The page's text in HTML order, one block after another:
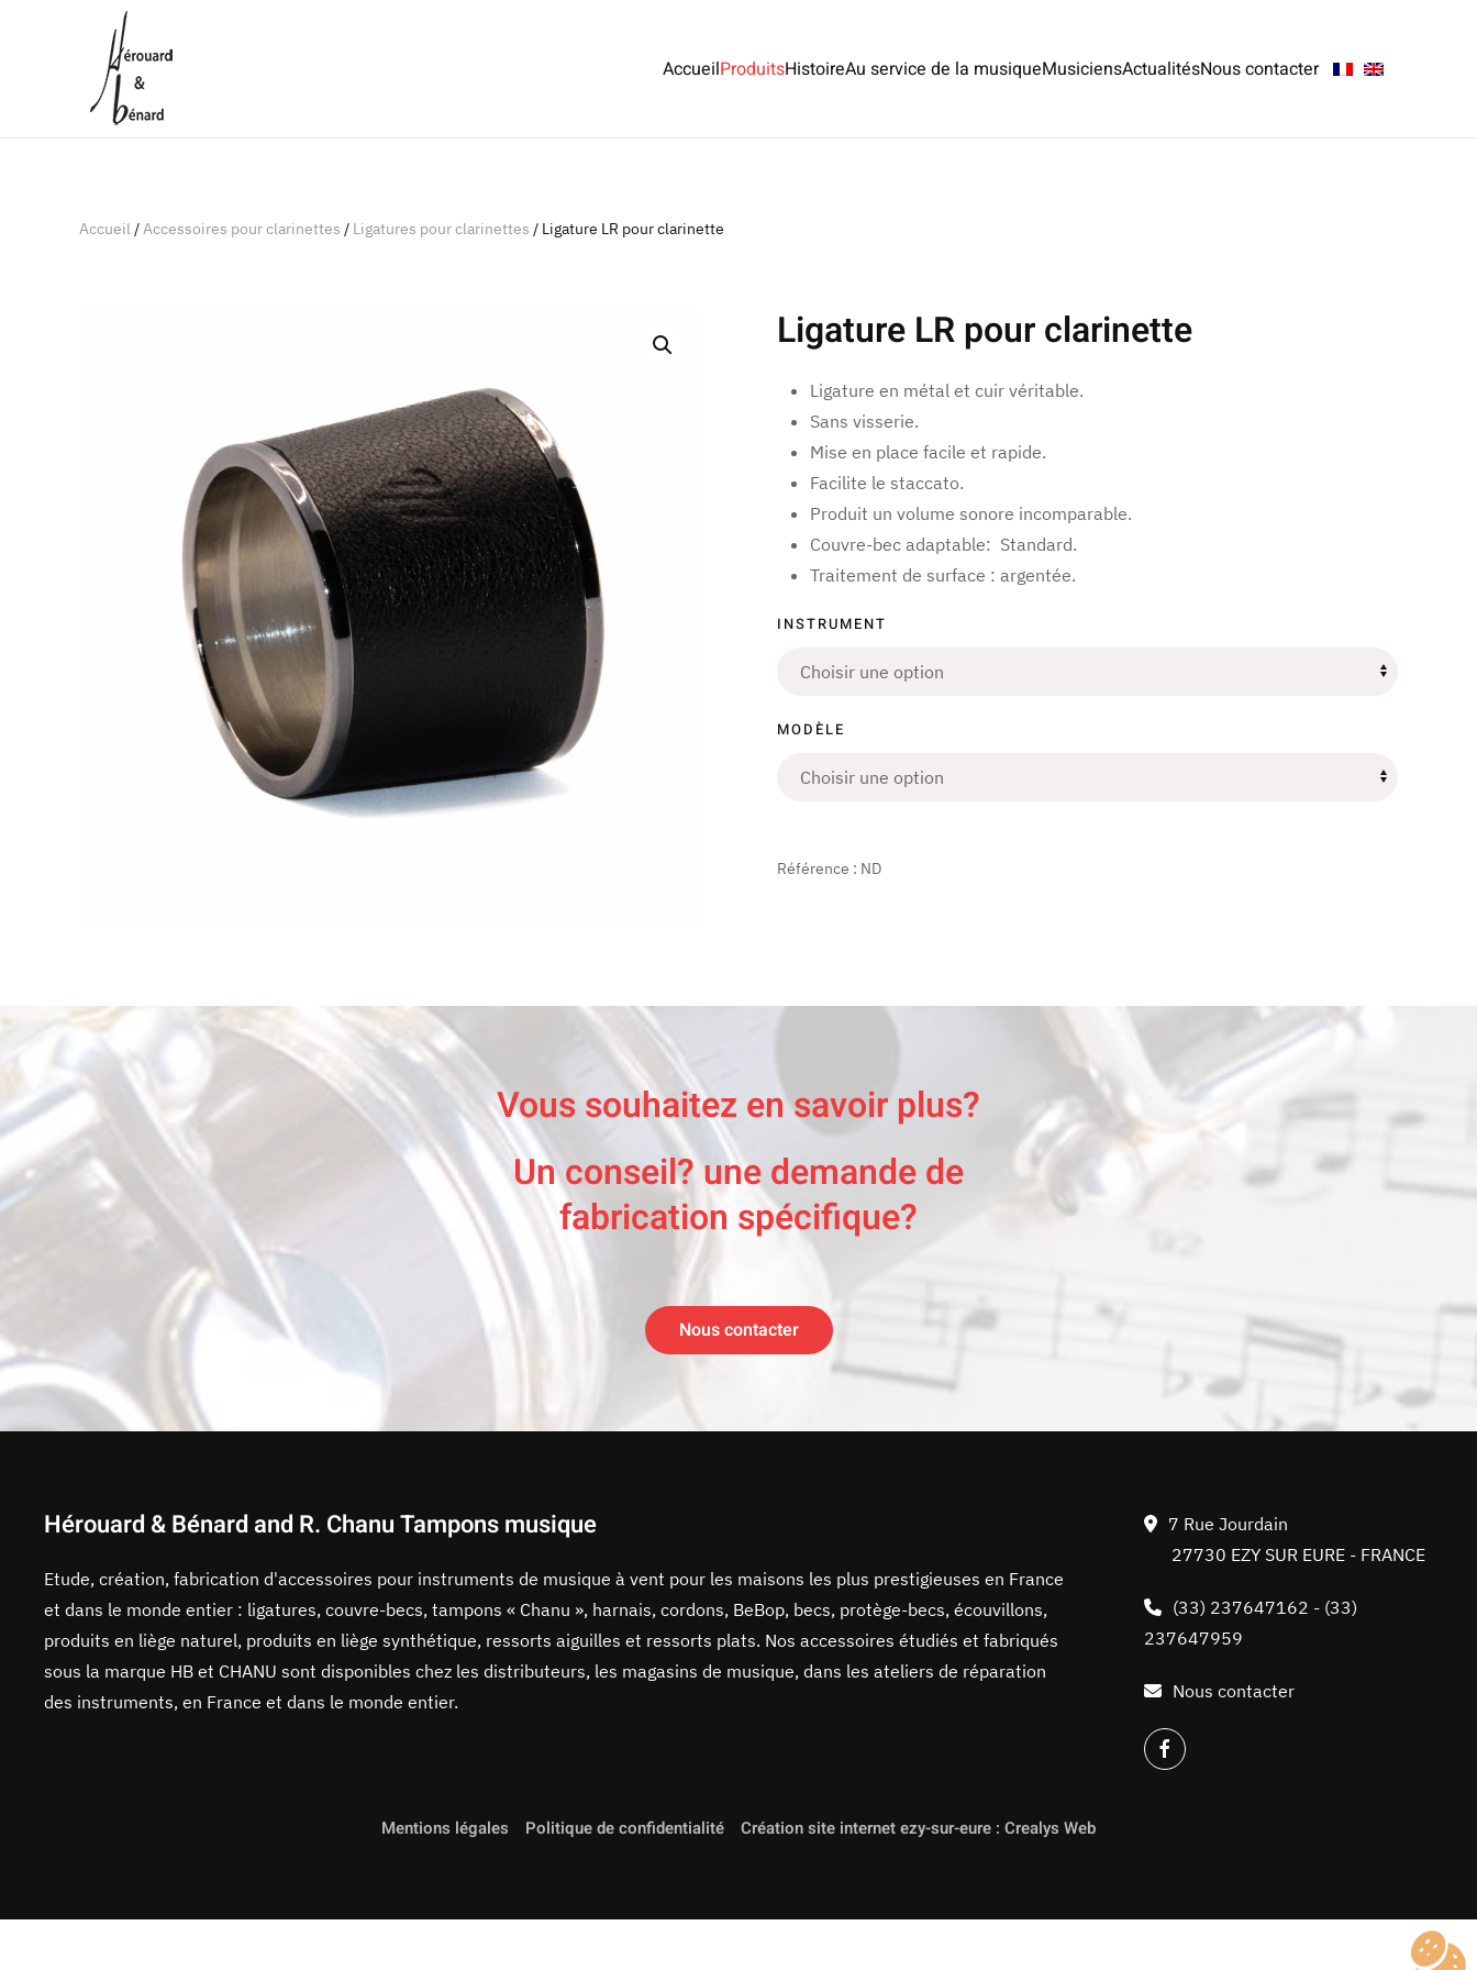
AccueilProduitsHistoireAu service de la musiqueMusiciensActualitésNous contacter
Accueil/Accessoires pour clarinettes / Ligatures pour clarinettes / Ligature LR pour clarinette
Ligature LR pour clarinette
Ligature en métal et cuir véritable.
Sans visserie.
Mise en place facile et rapide.
Facilite le staccato.
Produit un volume sonore incomparable.
Couvre-bec adaptable: Standard.
Traitement de surface : argentée.
INSTRUMENT
MODÈLE
Référence : ND
Vous souhaitez en savoir plus?
Un conseil? une demande de
fabrication spécifique?
Nous contacter
Hérouard & Bénard and R. Chanu Tampons musique
Etude, création, fabrication d'accessoires pour instruments de musique à vent pour les maisons les plus prestigieuses en France
et dans le monde entier : ligatures, couvre-becs, tampons « Chanu », harnais, cordons, BeBop, becs, protège-becs, écouvillons,
produits en liège naturel, produits en liège synthétique, ressorts aiguilles et ressorts plats. Nos accessoires étudiés et fabriqués
sous la marque HB et CHANU sont disponibles chez les distributeurs, les magasins de musique, dans les ateliers de réparation
des instruments, en France et dans le monde entier.
7 Rue Jourdain
27730 EZY SUR EURE - FRANCE
(33) 237647162 - (33)
237647959
Nous contacter
Mentions légales Politique de confidentialité Création site internet ezy-sur-eure : Crealys Web
Panneau de gestion des cookies